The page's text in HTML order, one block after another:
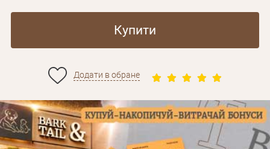
Купити
Додати в обране